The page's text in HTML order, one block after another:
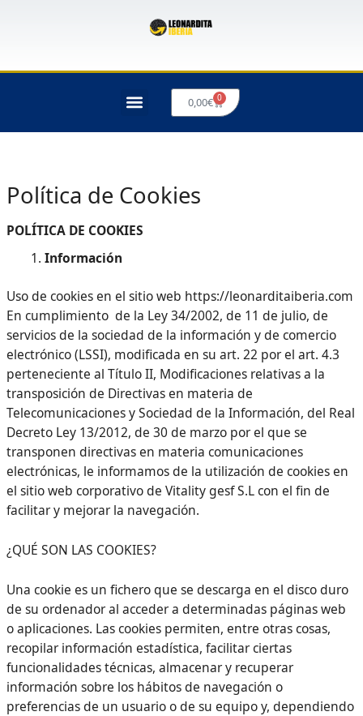
0,00€ 0
Carrito
Política de Cookies
POLÍTICA DE COOKIES
Información
Uso de cookies en el sitio web https://leonarditaiberia.com
En cumplimiento de la Ley 34/2002, de 11 de julio, de
servicios de la sociedad de la información y de comercio
electrónico (LSSI), modificada en su art. 22 por el art. 4.3
perteneciente al Título II, Modificaciones relativas a la
transposición de Directivas en materia de
Telecomunicaciones y Sociedad de la Información, del Real
Decreto Ley 13/2012, de 30 de marzo por el que se
transponen directivas en materia comunicaciones
electrónicas, le informamos de la utilización de cookies en
el sitio web corporativo de Vitality gesf S.L con el fin de
facilitar y mejorar la navegación.
¿QUÉ SON LAS COOKIES?
Una cookie es un fichero que se descarga en el disco duro
de su ordenador al acceder a determinadas páginas web
o aplicaciones. Las cookies permiten, entre otras cosas,
recopilar información estadística, facilitar ciertas
funcionalidades técnicas, almacenar y recuperar
información sobre los hábitos de navegación o
preferencias de un usuario o de su equipo y, dependiendo